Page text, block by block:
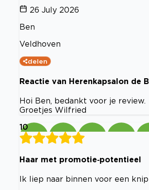
26 July 2026
Ben
Veldhoven
delen
Reactie van Herenkapsalon de
Hoi Ben, bedankt voor je review.
Groetjes Wilfried
10
Haar met promotie‑potentieel
Ik liep naar binnen voor een